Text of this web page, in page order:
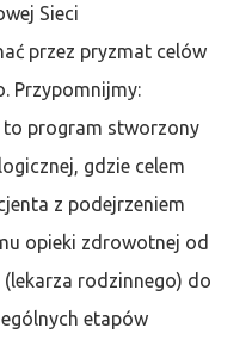
Sieci
przez pryzmat celów
Przypomnijmy:
to program stworzony
gdzie celem
z podejrzeniem
opieki zdrowotnej od
rodzinnego) do
etapów